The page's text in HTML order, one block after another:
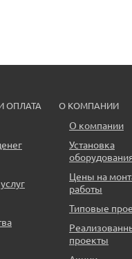
ОПЛАТА О КОМПАНИИ
О компании
Установка
Цены на
работы
Типовые
проекты